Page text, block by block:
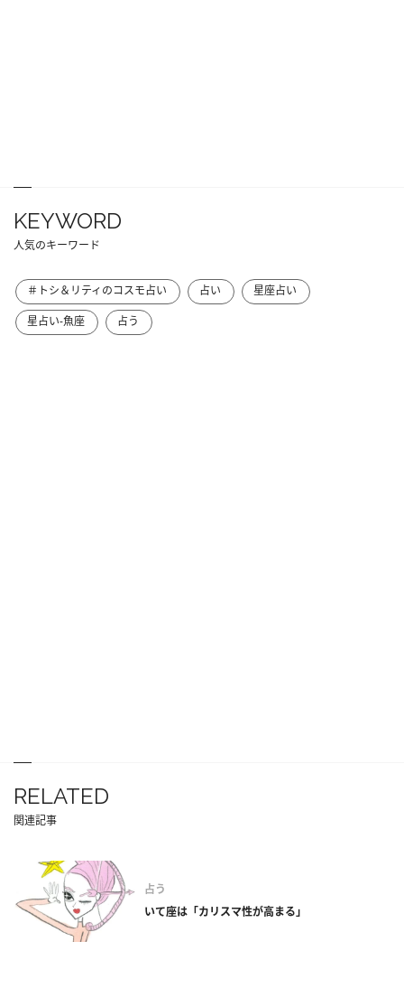
KEYWORD
人気のキーワード
＃トシ＆リティのコスモ占い 占い
星座占い
星占い-魚座
占う
RELATED
関連記事
占う
いて座は「カリスマ性が高まる」